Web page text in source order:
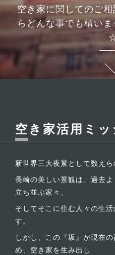
空き家に関してのご
らどんな事でも構い
空き家活用ミッ
新世界三大夜景として数えら
長崎の美しい景観は、過去
立ち並ぶ家々、
そしてそこに住む人々の生
す。
しかし、この『坂』が現在
め、空き家を生み出し